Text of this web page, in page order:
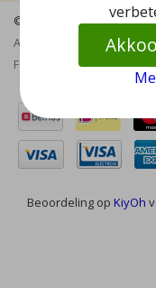
© Copyright 2026 - De
Algemene voorwaarden|
Feed
Beoordeling op KiyOh